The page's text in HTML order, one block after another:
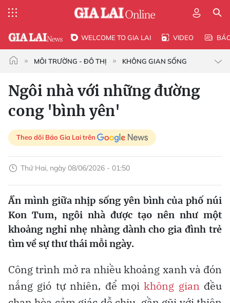
WELCOME TO GIA LAI VIDEO
MÔI TRƯỜNG - ĐÔ THỊ KHÔNG GIAN SỐNG
Ngôi nhà với những đường
cong 'bình yên'
Theo dõi Báo Gia Lai trên
Thứ Hai, ngày 08/06/2026 - 01:50
Ẩn mình giữa nhịp sống yên bình của phố núi
Kon Tum, ngôi nhà được tạo nên như một
khoảng nghỉ nhẹ nhàng dành cho gia đình trẻ
tìm về sự thư thái mỗi ngày.
Công trình mở ra nhiều khoảng xanh và đón
nắng gió tự nhiên, để mọikhông gian đều